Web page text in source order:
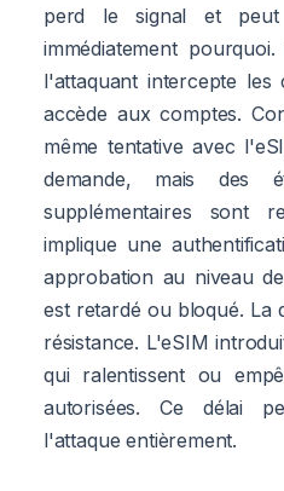
perd le signal et
immédiatement
l'attaquant intercepte les
accède aux comptes.
même tentative avec
demande, mais des
supplémentaires sont
implique une
approbation au niveau
est retardé ou bloqué. La
résistance. L'eSIM
qui ralentissent ou
autorisées. Ce délai
l'attaque entièrement.